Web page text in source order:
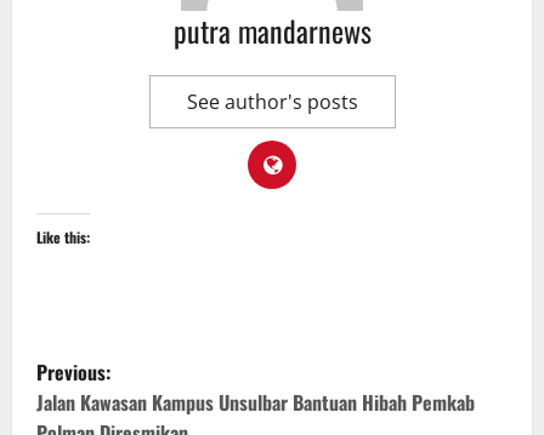
putra mandarnews
See author's posts
Like this:
P
o
Previous:
Jalan Kawasan Kampus Unsulbar Bantuan Hibah Pemkab